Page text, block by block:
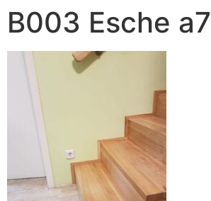
B003 Esche a7